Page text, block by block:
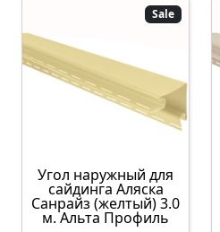
Sale
Угол наружный для
сайдинга Аляска
Санрайз (желтый) 3.0
м. Альта Профиль